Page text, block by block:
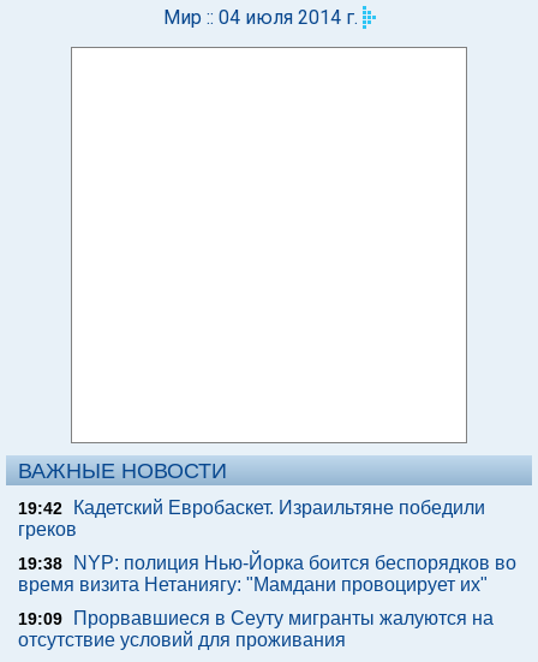
Мир :: 04 июля 2014 г.
ВАЖНЫЕ НОВОСТИ
19:42
Кадетский Евробаскет. Израильтяне победили
греков
19:38
NYP: полиция Нью-Йорка боится беспорядков во
время визита Нетаниягу: "Мамдани провоцирует их"
19:09
Прорвавшиеся в Сеуту мигранты жалуются на
отсутствие условий для проживания